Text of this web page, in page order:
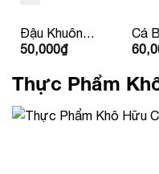
Đậu Khuôn
Nhồi Thịt
50,000₫
Cá
Kho
Thực Phẩm